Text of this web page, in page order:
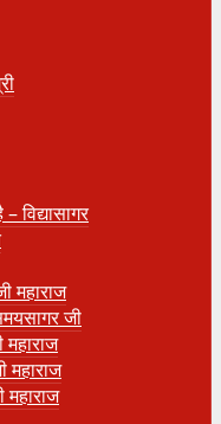
विद्यासागर
महाराज
जी
महाराज
महाराज